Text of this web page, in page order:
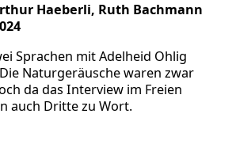
Haeberli, Ruth Bachmann
Sprachen mit Adelheid Ohlig
Naturgeräusche waren zwar
da das Interview im Freien
auch Dritte zu Wort.